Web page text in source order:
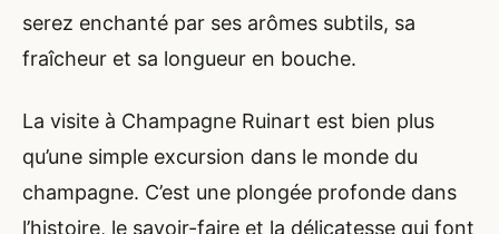
serez enchanté par ses arômes subtils, sa
fraîcheur et sa longueur en bouche.
La visite à Champagne Ruinart est bien plus
qu’une simple excursion dans le monde du
champagne. C’est une plongée profonde dans
l’histoire, le savoir-faire et la délicatesse qui font